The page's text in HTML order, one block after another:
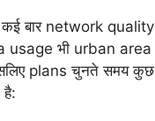
कई बार network
usage भी urban area
plans चुनते समय कुछ
है: